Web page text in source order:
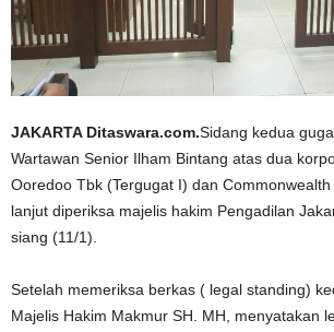
JAKARTA Ditaswara.com.Sidang kedua
Wartawan Senior Ilham Bintang atas dua
Ooredoo Tbk (Tergugat I) dan
lanjut diperiksa majelis hakim Pengadilan
siang (11/1).
Setelah memeriksa berkas ( legal standing)
Majelis Hakim Makmur SH. MH, menyatakan